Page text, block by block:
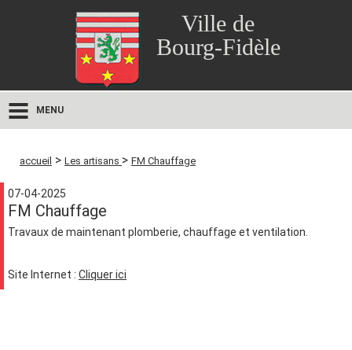
Ville de
Bourg-Fidèle
MENU
accueil > Les artisans > FM Chauffage
07-04-2025
FM Chauffage
Travaux de maintenant plomberie, chauffage et ventilation.
Site Internet : Cliquer ici